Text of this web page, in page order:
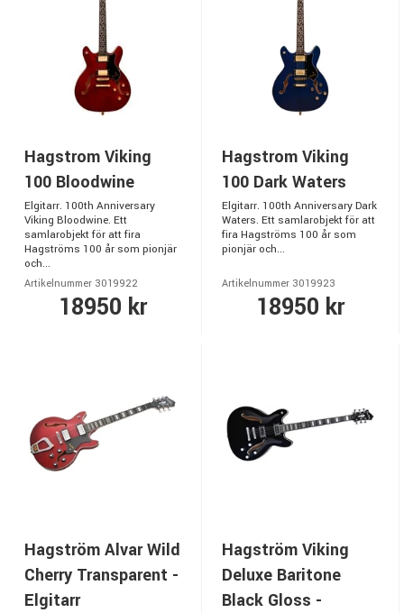
Hagstrom Viking
100 Bloodwine
Elgitarr. 100th Anniversary
Viking Bloodwine. Ett
samlarobjekt för att fira
Hagströms 100 år som pionjär
och...
Artikelnummer 3019922
18950 kr
Hagstrom Viking
100 Dark Waters
Elgitarr. 100th Anniversary Dark
Waters. Ett samlarobjekt för att
fira Hagströms 100 år som
pionjär och...
Artikelnummer 3019923
18950 kr
Hagström Alvar Wild
Cherry Transparent -
Elgitarr
Hagström Viking
Deluxe Baritone
Black Gloss -